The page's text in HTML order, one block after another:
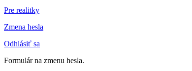
Pre realitky
Zmena hesla
Odhlásiť sa
Formulár na zmenu hesla.